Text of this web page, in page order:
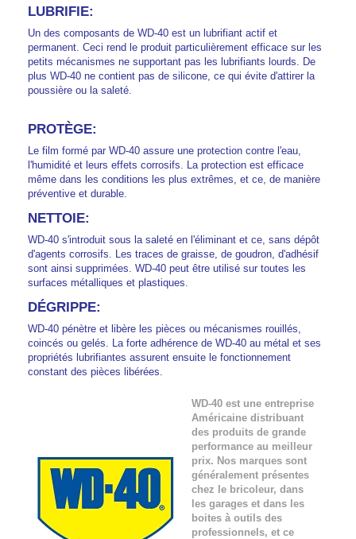
LUBRIFIE:
Un des composants de WD-40 est un lubrifiant actif et
permanent. Ceci rend le produit particulièrement efficace sur les
petits mécanismes ne supportant pas les lubrifiants lourds. De
plus WD-40 ne contient pas de silicone, ce qui évite d'attirer la
poussière ou la saleté.
PROTÈGE:
Le film formé par WD-40 assure une protection contre l'eau,
l'humidité et leurs effets corrosifs. La protection est efficace
même dans les conditions les plus extrêmes, et ce, de manière
préventive et durable.
NETTOIE:
WD-40 s'introduit sous la saleté en l'éliminant et ce, sans dépôt
d'agents corrosifs. Les traces de graisse, de goudron, d'adhésif
sont ainsi supprimées. WD-40 peut être utilisé sur toutes les
surfaces métalliques et plastiques.
DÉGRIPPE:
WD-40 pénètre et libère les pièces ou mécanismes rouillés,
coincés ou gelés. La forte adhérence de WD-40 au métal et ses
propriétés lubrifiantes assurent ensuite le fonctionnement
constant des pièces libérées.
WD-40 est une entreprise
Américaine distribuant
des produits de grande
performance au meilleur
prix. Nos marques sont
généralement présentes
chez le bricoleur, dans
les garages et dans les
boites à outils des
professionnels, et ce